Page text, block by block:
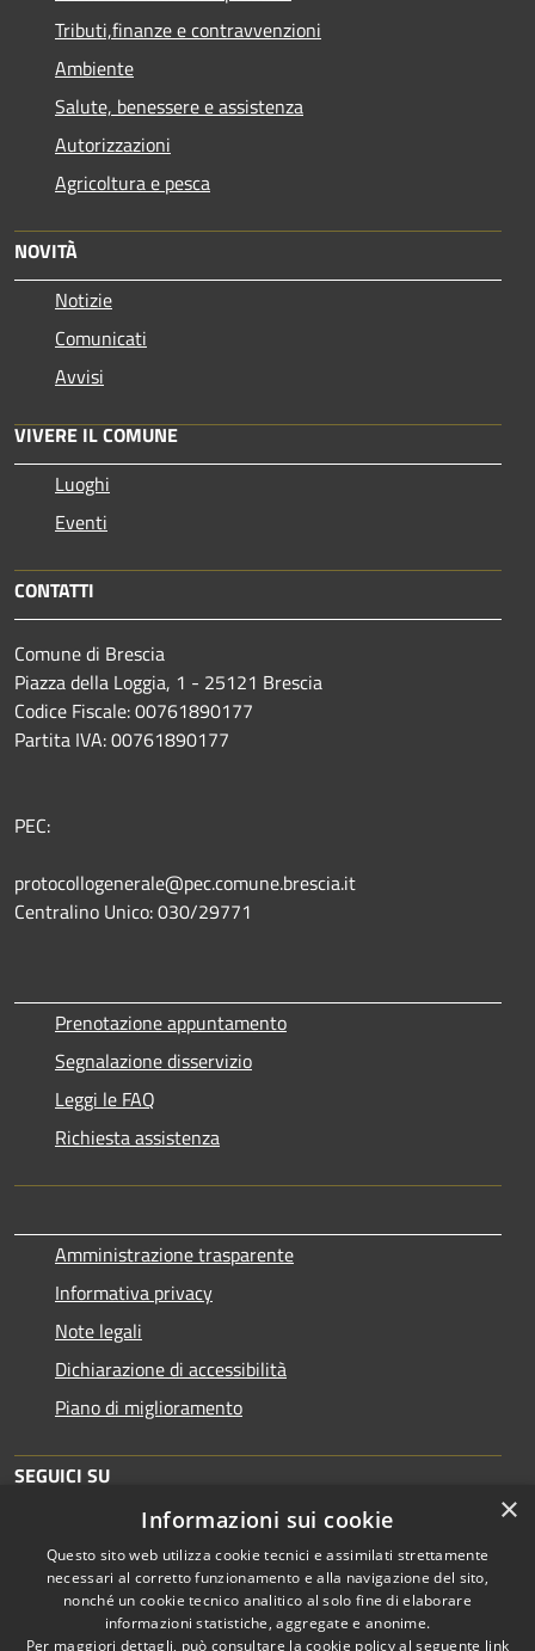
Tributi,finanze e contravvenzioni
Ambiente
Salute, benessere e assistenza
Autorizzazioni
Agricoltura e pesca
NOVITÀ
Notizie
Comunicati
Avvisi
VIVERE IL COMUNE
Luoghi
Eventi
CONTATTI
Comune di Brescia
Piazza della Loggia, 1 - 25121 Brescia
Codice Fiscale: 00761890177
Partita IVA: 00761890177
PEC:
protocollogenerale@pec.comune.brescia.it
Centralino Unico: 030/29771
Prenotazione appuntamento
Segnalazione disservizio
Leggi le FAQ
Richiesta assistenza
Amministrazione trasparente
Informativa privacy
Note legali
Dichiarazione di accessibilità
Piano di miglioramento
SEGUICI SU
RSS
Copyright © 2026 • Comune di
×
Informazioni sui cookie
Questo sito web utilizza cookie tecnici e assimilati strettamente
necessari al corretto funzionamento e alla navigazione del sito,
nonché un cookie tecnico analitico al solo fine di elaborare
informazioni statistiche, aggregate e anonime.
Per maggiori dettagli, può consultare la cookie policy al seguente link